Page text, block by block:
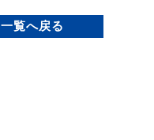
一覧へ戻る